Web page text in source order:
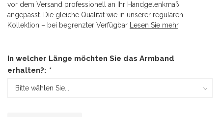
vor dem Versand professionell an Ihr Handgelenkmaß
angepasst. Die gleiche Qualität wie in unserer regulären
Kollektion – bei begrenzter Verfügbar
Lesen Sie mehr.
In welcher Länge möchten Sie das Armband
erhalten?: *